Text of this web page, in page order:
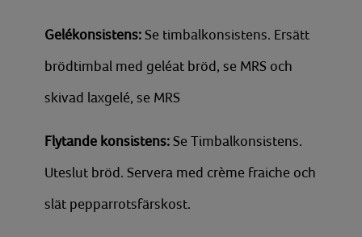
Gelékonsistens: Se timbalkonsistens. Ersätt
brödtimbal med geléat bröd, se MRS och
skivad laxgelé, se MRS
Flytande konsistens: Se Timbalkonsistens.
Uteslut bröd. Servera med crème fraiche och
slät pepparrotsfärskost.